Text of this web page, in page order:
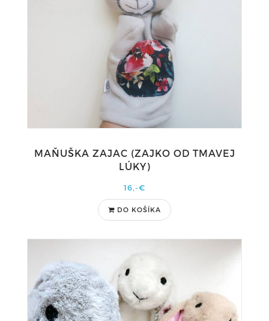
MAŇUŠKA ZAJAC (ZAJKO OD TMAVEJ
LÚKY)
16,-€
DO KOŠÍKA